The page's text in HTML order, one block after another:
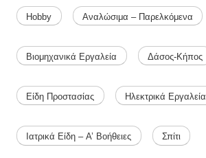
Hobby Αναλώσιμα – Παρελκόμενα
Βιομηχανικά Εργαλεία Δάσος-Κήπος
Είδη Προστασίας Ηλεκτρικά Εργαλεία
Ιατρικά Είδη – Α’ Βοήθειες Σπίτι